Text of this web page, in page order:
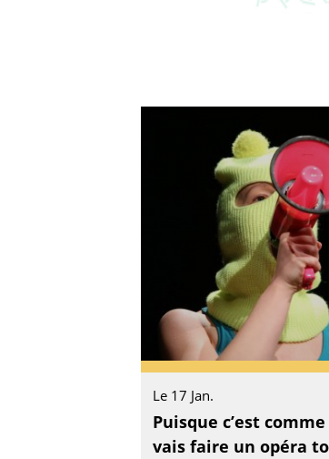
Le 17 Jan.
Puisque c’est
vais faire un opéra